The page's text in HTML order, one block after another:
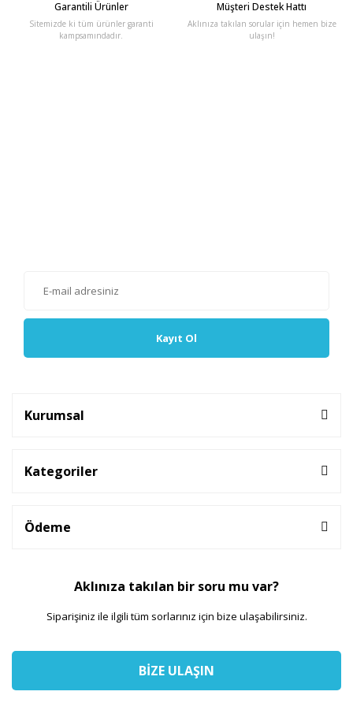
Garantili Ürünler
Sitemizde ki tüm ürünler garanti
kampsamındadır.
Müşteri Destek Hattı
Aklınıza takılan sorular için hemen bize
ulaşın!
Kayıt Ol
Kurumsal
Kategoriler
Ödeme
Aklınıza takılan bir soru mu var?
Siparişiniz ile ilgili tüm sorlarınız için bize ulaşabilirsiniz.
BİZE ULAŞIN